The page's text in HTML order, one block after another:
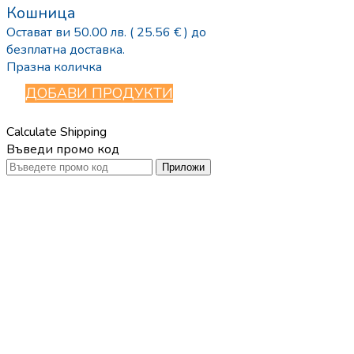
Кошница
Остават ви 50.00 лв. ( 25.56 € ) до
безплатна доставка.
Празна количка
ДОБАВИ ПРОДУКТИ
Calculate Shipping
Въведи промо код
Приложи